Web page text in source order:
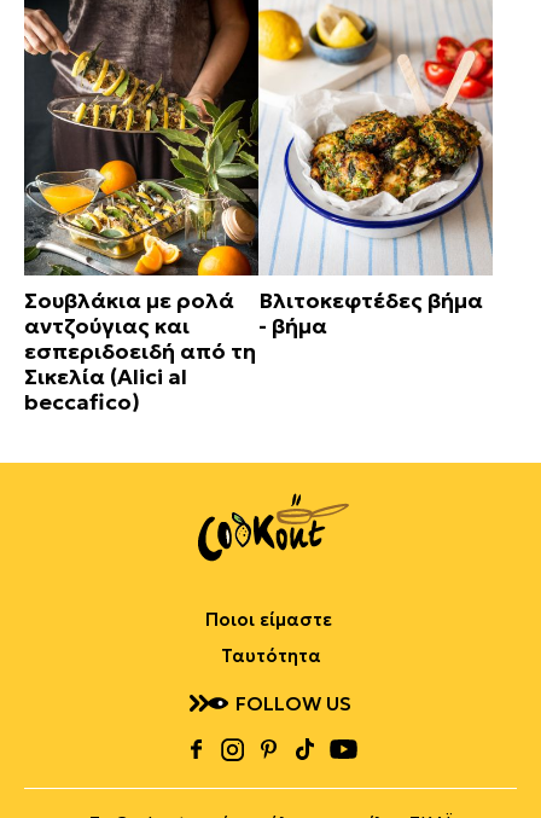
Σουβλάκια με ρολά
αντζούγιας και
εσπεριδοειδή από τη
Σικελία (Alici al
beccafico)
Βλιτοκεφτέδες βήμα
- βήμα
Ποιοι είμαστε
Ταυτότητα
FOLLOW US